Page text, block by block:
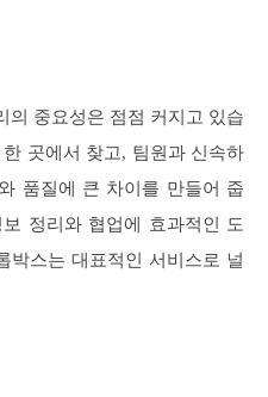
의 중요성은 점점 커지고 있습
곳에서 찾고, 팀원과 신속하
품질에 큰 차이를 만들어 줍
정리와 협업에 효과적인 도
박스는 대표적인 서비스로 널